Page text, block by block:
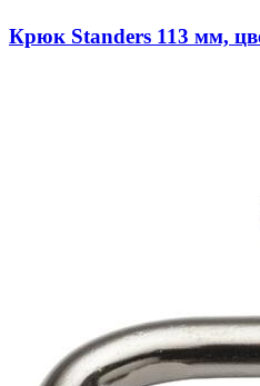
Крюк Standers 113 мм,